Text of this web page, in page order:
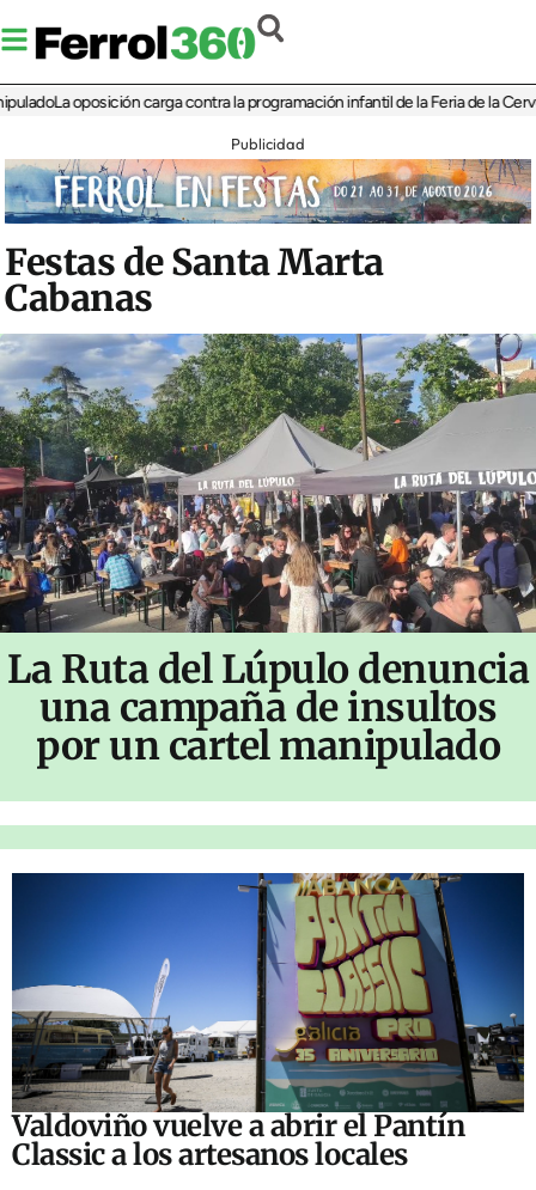
La oposición carga contra la programación infantil de la Feria de la Cerveza
Publicidad
Festas de Santa Marta
Cabanas
La Ruta del Lúpulo denuncia
una campaña de insultos
por un cartel manipulado
Valdoviño vuelve a abrir el Pantín
Classic a los artesanos locales